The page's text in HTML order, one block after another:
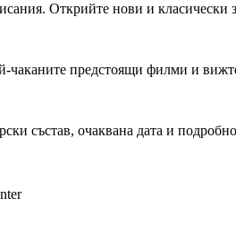
Открийте нови и класически
чаканите предстоящи филми и
състав, очаквана дата и